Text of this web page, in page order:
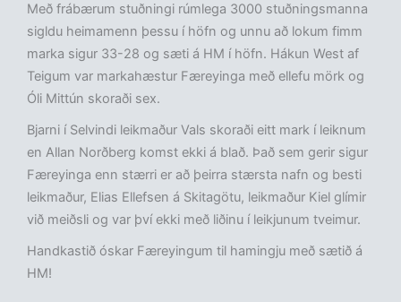
Með frábærum stuðningi rúmlega 3000 stuðningsmanna
sigldu heimamenn þessu í höfn og unnu að lokum fimm
marka sigur 33-28 og sæti á HM í höfn. Hákun West af
Teigum var markahæstur Færeyinga með ellefu mörk og
Óli Mittún skoraði sex.
Bjarni í Selvindi leikmaður Vals skoraði eitt mark í leiknum
en Allan Norðberg komst ekki á blað. Það sem gerir sigur
Færeyinga enn stærri er að þeirra stærsta nafn og besti
leikmaður, Elias Ellefsen á Skitagötu, leikmaður Kiel glímir
við meiðsli og var því ekki með liðinu í leikjunum tveimur.
Handkastið óskar Færeyingum til hamingju með sætið á
HM!